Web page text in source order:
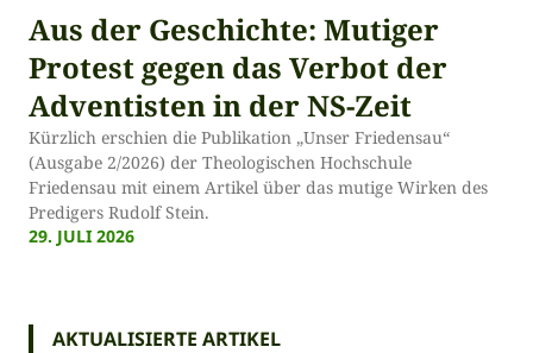
Aus der Geschichte: Mutiger
Protest gegen das Verbot der
Adventisten in der NS-Zeit
Kürzlich erschien die Publikation „Unser Friedensau“
(Ausgabe 2/2026) der Theologischen Hochschule
Friedensau mit einem Artikel über das mutige Wirken des
Predigers Rudolf Stein.
29. JULI 2026
AKTUALISIERTE ARTIKEL